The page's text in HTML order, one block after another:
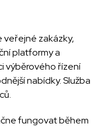
veřejné zakázky,
platformy a
výběrového řízení
nabídky. Služba
fungovat během